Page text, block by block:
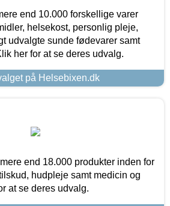
end 10.000 forskellige varer
helsekost, personlig pleje,
udvalgte sunde fødevarer samt
her for at se deres udvalg.
på Helsebixen.dk
end 18.000 produkter inden for
hudpleje samt medicin og
at se deres udvalg.